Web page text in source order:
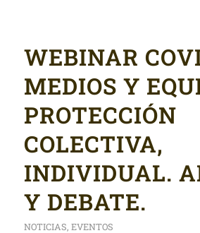
WEBINAR
MEDIOS Y
PROTECCIÓN
COLECTIVA,
INDIVIDUAL.
Y DEBATE.
NOTICIAS, EVENTOS